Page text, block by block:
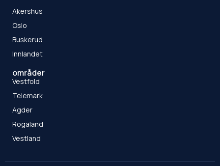
Akershus
Oslo
Buskerud
Innlandet
områder
Vestfold
Telemark
Agder
Rogaland
Vestland